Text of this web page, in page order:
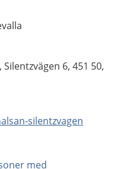
6, 451 50,
silentzvagen
med